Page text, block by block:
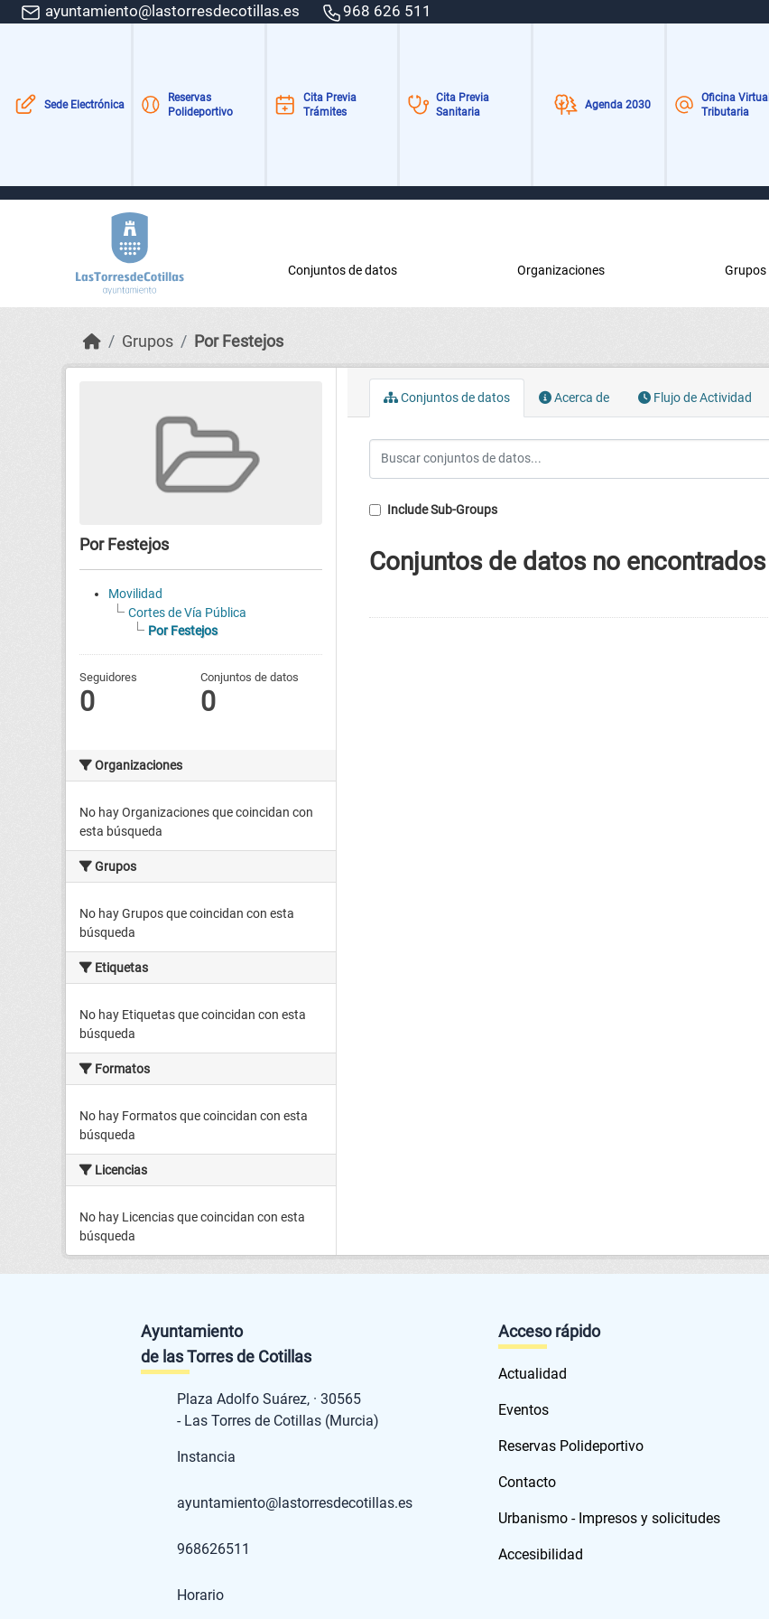
Skip to main content
ayuntamiento@lastorresdecotillas.es 968 626 511
Sede Electrónica
Reservas
Polideportivo
Cita Previa
Trámites
Cita Previa
Sanitaria
Agenda 2030
Oficina Virtual
Tributaria
Conjuntos de datos Organizaciones Grupos
Grupos Por Festejos
Por Festejos
Movilidad
Cortes de Vía Pública
Por Festejos
Seguidores
0
Conjuntos de datos
0
Organizaciones
No hay Organizaciones que coincidan con
esta búsqueda
Grupos
No hay Grupos que coincidan con esta
búsqueda
Etiquetas
No hay Etiquetas que coincidan con esta
búsqueda
Formatos
No hay Formatos que coincidan con esta
búsqueda
Licencias
No hay Licencias que coincidan con esta
búsqueda
Conjuntos de datos Acerca de Flujo de Actividad
Include Sub-Groups
Conjuntos de datos no encontrados
Ayuntamiento
de las Torres de Cotillas
Plaza Adolfo Suárez, · 30565
- Las Torres de Cotillas (Murcia)
Instancia
ayuntamiento@lastorresdecotillas.es
968626511
Horario
Acceso rápido
Actualidad
Eventos
Reservas Polideportivo
Contacto
Urbanismo - Impresos y solicitudes
Accesibilidad